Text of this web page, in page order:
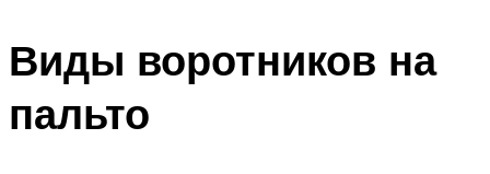
Виды воротников на
пальто